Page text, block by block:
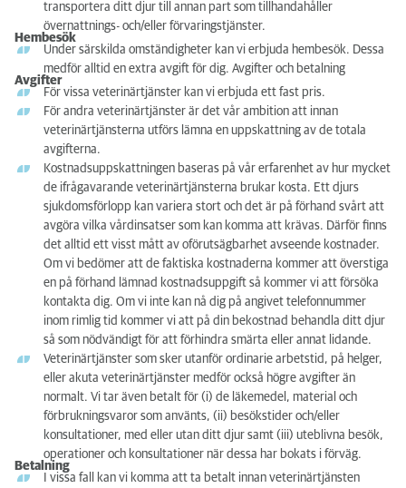
transportera ditt djur till annan part som tillhandahåller
övernattnings- och/eller förvaringstjänster.
Hembesök
Under särskilda omständigheter kan vi erbjuda hembesök. Dessa
medför alltid en extra avgift för dig. Avgifter och betalning
Avgifter
För vissa veterinärtjänster kan vi erbjuda ett fast pris.
För andra veterinärtjänster är det vår ambition att innan
veterinärtjänsterna utförs lämna en uppskattning av de totala
avgifterna.
Kostnadsuppskattningen baseras på vår erfarenhet av hur mycket
de ifrågavarande veterinärtjänsterna brukar kosta. Ett djurs
sjukdomsförlopp kan variera stort och det är på förhand svårt att
avgöra vilka vårdinsatser som kan komma att krävas. Därför finns
det alltid ett visst mått av oförutsägbarhet avseende kostnader.
Om vi bedömer att de faktiska kostnaderna kommer att överstiga
en på förhand lämnad kostnadsuppgift så kommer vi att försöka
kontakta dig. Om vi inte kan nå dig på angivet telefonnummer
inom rimlig tid kommer vi att på din bekostnad behandla ditt djur
så som nödvändigt för att förhindra smärta eller annat lidande.
Veterinärtjänster som sker utanför ordinarie arbetstid, på helger,
eller akuta veterinärtjänster medför också högre avgifter än
normalt. Vi tar även betalt för (i) de läkemedel, material och
förbrukningsvaror som använts, (ii) besökstider och/eller
konsultationer, med eller utan ditt djur samt (iii) uteblivna besök,
operationer och konsultationer när dessa har bokats i förväg.
Betalning
I vissa fall kan vi komma att ta betalt innan veterinärtjänsten